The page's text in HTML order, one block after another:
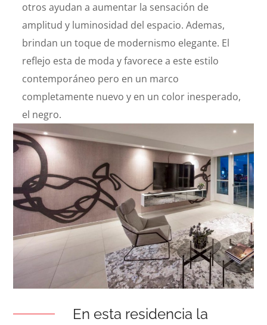
otros ayudan a aumentar la sensación de
amplitud y luminosidad del espacio. Ademas,
brindan un toque de modernismo elegante. El
reflejo esta de moda y favorece a este estilo
contemporáneo pero en un marco
completamente nuevo y en un color inesperado,
el negro.
En esta residencia la